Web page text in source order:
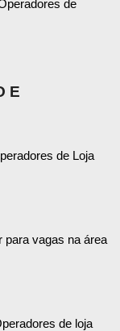
de
E
de Loja
para vagas na área
de loja